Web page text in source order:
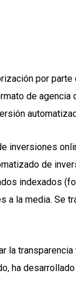
por
de
inversiones
de
indexados
a la media. Se
la
ha